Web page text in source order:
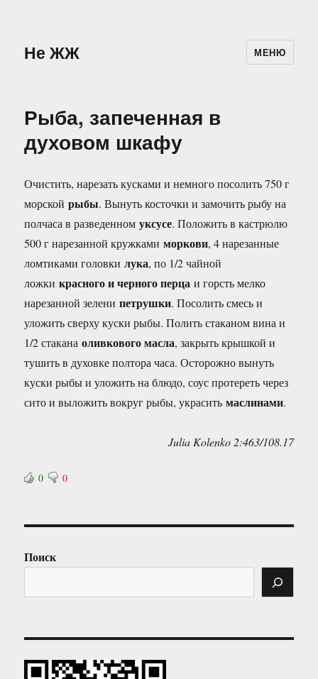
Не ЖЖ МЕНЮ
Рыба, запеченная в
духовом шкафу
Очистить, нарезать кусками и немного посолить 750 г
морскойрыбы. Вынуть косточки и замочить рыбу на
полчаса в разведенномуксусе. Положить в кастрюлю
500 г нарезанной кружкамиморкови, 4 нарезанные
ломтиками головкилука, по 1/2 чайной
ложкикрасного и черного перцаи горсть мелко
нарезанной зеленипетрушки. Посолить смесь и
уложить сверху куски рыбы. Полить стаканом вина и
1/2 стаканаоливкового масла, закрыть крышкой и
тушить в духовке полтора часа. Осторожно вынуть
куски рыбы и уложить на блюдо, соус протереть через
сито и выложить вокруг рыбы, украситьмаслинами.
Julia Kolenko 2:463/108.17
0 0
Поиск